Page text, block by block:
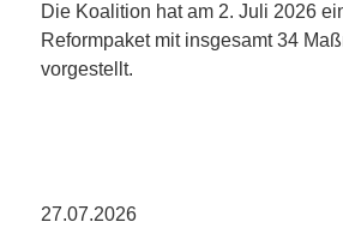
Die Koalition hat am 2. Juli 2026
Reformpaket mit insgesamt 34
vorgestellt.
27.07.2026